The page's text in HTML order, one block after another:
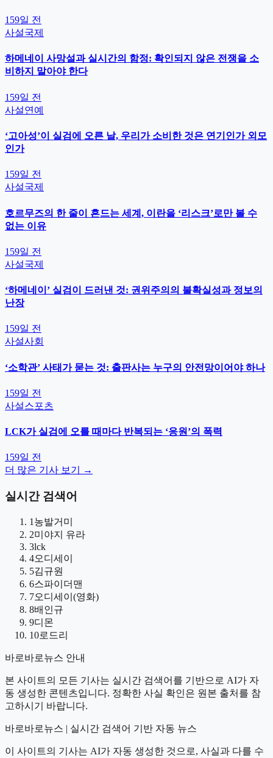
159일 전
사설국제
하메네이 사망설과 실시간의 함정: 확인되지 않은 전쟁을 소
비하지 말아야 한다
159일 전
사설연예
‘고아성’이 실검에 오른 날, 우리가 소비한 것은 연기인가 외모
인가
159일 전
사설국제
호르무즈의 한 줄이 흔드는 세계, 이란을 ‘리스크’로만 볼 수
없는 이유
159일 전
사설국제
‘하메네이’ 실검이 드러낸 것: 권위주의의 불확실성과 정보의
난장
159일 전
사설사회
‘소학관’ 사태가 묻는 것: 출판사는 누구의 안전망이어야 하나
159일 전
사설스포츠
LCK가 실검에 오를 때마다 반복되는 ‘응원’의 폭력
159일 전
더 많은 기사 보기 →
실시간 검색어
1 농발거미
2미야지 유라
3lck
4오디세이
5김규원
6스파이더맨
7오디세이(영화)
8배인규
9디몬
10로드리
바로바로뉴스 안내
본 사이트의 모든 기사는 실시간 검색어를 기반으로 AI가 자
동 생성한 콘텐츠입니다. 정확한 사실 확인은 원본 출처를 참
고하시기 바랍니다.
바로바로뉴스 | 실시간 검색어 기반 자동 뉴스
이 사이트의 기사는 AI가 자동 생성한 것으로, 사실과 다를 수